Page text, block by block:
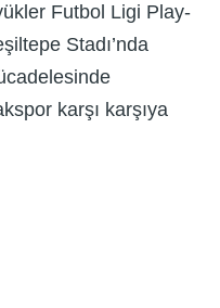
Futbol Ligi Play-
Stadı’nda
karşı karşıya